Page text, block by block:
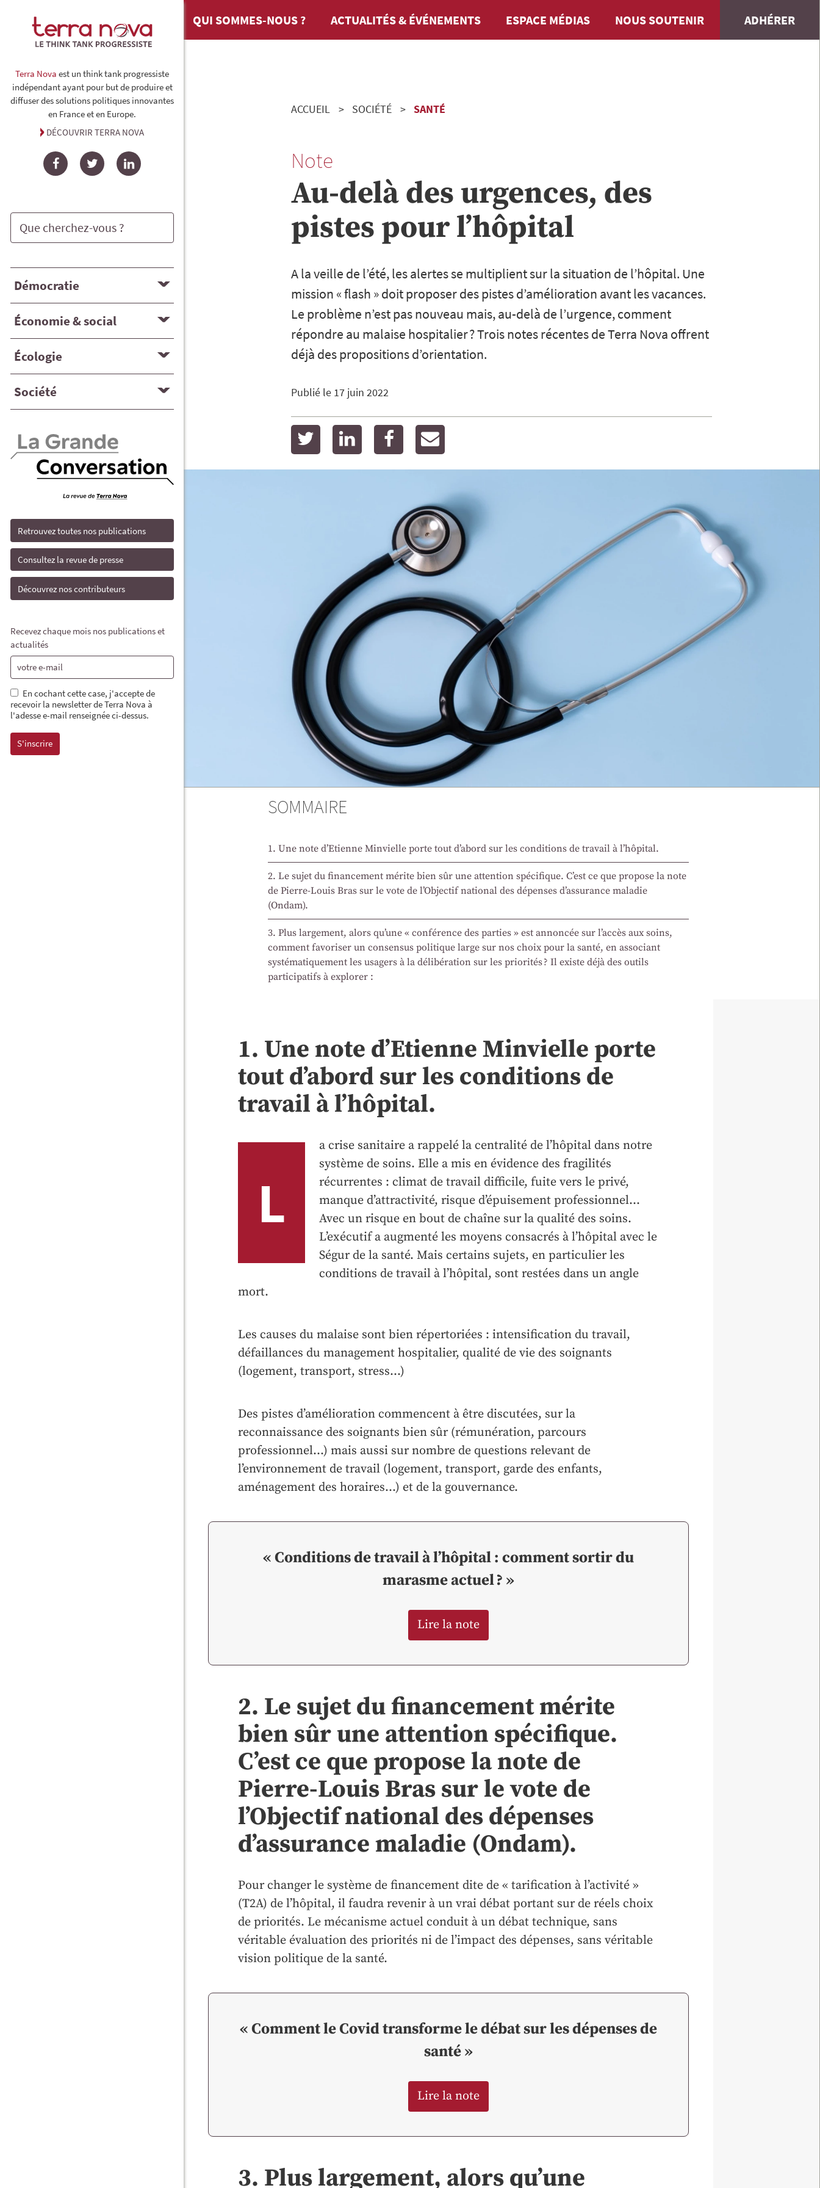
Terra Nova est un think tank progressiste
indépendant ayant pour but de produire et
diffuser des solutions politiques innovantes
en France et en Europe.
DÉCOUVRIR TERRA NOVA
FacebookTwitterLinkedIn
Démocratie
Économie & social
Écologie
Société
Retrouvez toutes nos publications
Consultez la revue de presse
Découvrez nos contributeurs
Recevez chaque mois nos publications et
actualités
En cochant cette case, j'accepte de
recevoir la newsletter de Terra Nova à
l'adesse e-mail renseignée ci-dessus.
QUI SOMMES-NOUS ? ACTUALITÉS & ÉVÉNEMENTS ESPACE MÉDIAS NOUS SOUTENIR ADHÉRER
ACCUEIL SOCIÉTÉ SANTÉ
Note
Au-delà des urgences, des
pistes pour l’hôpital
A la veille de l’été, les alertes se multiplient sur la situation de l’hôpital. Une
mission « flash » doit proposer des pistes d’amélioration avant les vacances.
Le problème n’est pas nouveau mais, au-delà de l’urgence, comment
répondre au malaise hospitalier ? Trois notes récentes de Terra Nova offrent
déjà des propositions d’orientation.
Publié le 17 juin 2022
twitter linkedin facebook
SOMMAIRE
1. Une note d’Etienne Minvielle porte tout d’abord sur les conditions de travail à l’hôpital.
2. Le sujet du financement mérite bien sûr une attention spécifique. C’est ce que propose la note
de Pierre-Louis Bras sur le vote de l’Objectif national des dépenses d’assurance maladie
(Ondam).
3. Plus largement, alors qu’une « conférence des parties » est annoncée sur l’accès aux soins,
comment favoriser un consensus politique large sur nos choix pour la santé, en associant
systématiquement les usagers à la délibération sur les priorités ? Il existe déjà des outils
participatifs à explorer :
1. Une note d’Etienne Minvielle porte
tout d’abord sur les conditions de
travail à l’hôpital.
L
a crise sanitaire a rappelé la centralité de l’hôpital dans notre
système de soins. Elle a mis en évidence des fragilités
récurrentes : climat de travail difficile, fuite vers le privé,
manque d’attractivité, risque d’épuisement professionnel…
Avec un risque en bout de chaîne sur la qualité des soins.
L’exécutif a augmenté les moyens consacrés à l’hôpital avec le
Ségur de la santé. Mais certains sujets, en particulier les
conditions de travail à l’hôpital, sont restées dans un angle
mort.
Les causes du malaise sont bien répertoriées : intensification du travail,
défaillances du management hospitalier, qualité de vie des soignants
(logement, transport, stress…)
Des pistes d’amélioration commencent à être discutées, sur la
reconnaissance des soignants bien sûr (rémunération, parcours
professionnel…) mais aussi sur nombre de questions relevant de
l’environnement de travail (logement, transport, garde des enfants,
aménagement des horaires…) et de la gouvernance.
« Conditions de travail à l’hôpital : comment sortir du
marasme actuel ? »
Lire la note
2. Le sujet du financement mérite
bien sûr une attention spécifique.
C’est ce que propose la note de
Pierre-Louis Bras sur le vote de
l’Objectif national des dépenses
d’assurance maladie (Ondam).
Pour changer le système de financement dite de « tarification à l’activité »
(T2A) de l’hôpital, il faudra revenir à un vrai débat portant sur de réels choix
de priorités. Le mécanisme actuel conduit à un débat technique, sans
véritable évaluation des priorités ni de l’impact des dépenses, sans véritable
vision politique de la santé.
« Comment le Covid transforme le débat sur les dépenses de
santé »
Lire la note
3. Plus largement, alors qu’une